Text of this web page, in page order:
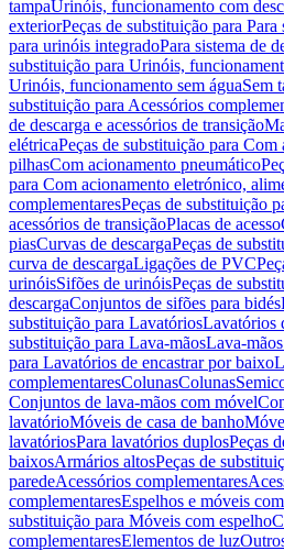
tampaUrinóis, funcionamento com
exteriorPeças de substituição para
para urinóis integradoPara sistema de
substituição para Urinóis,
Urinóis, funcionamento sem águaSem
substituição para Acessórios
de descarga e acessórios de transição
elétricaPeças de substituição para
pilhasCom acionamento pneumático
para Com acionamento eletrónico,
complementaresPeças de substituição
acessórios de transiçãoPlacas de acesso
piasCurvas de descargaPeças de
curva de descargaLigações de PVC
urinóisSifões de urinóisPeças de
descargaConjuntos de sifões para bidés
substituição para LavatóriosLavatórios
substituição para Lava-mãosLava-
para Lavatórios de encastrar por baixo
complementaresColunasColunas
Conjuntos de lava-mãos com móvel
lavatórioMóveis de casa de banho
lavatóriosPara lavatórios duplosPeças
baixosArmários altosPeças de
paredeAcessórios complementares
complementaresEspelhos e móveis
substituição para Móveis com espelho
complementaresElementos de luz